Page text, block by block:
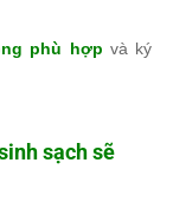
phù hợp và ký
sạch sẽ